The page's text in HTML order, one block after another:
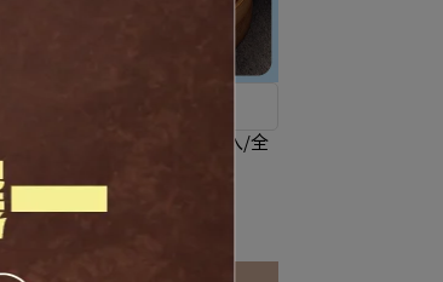
【加購價＄79】爆漿小籠包(5入/全
NT$110
NT$150